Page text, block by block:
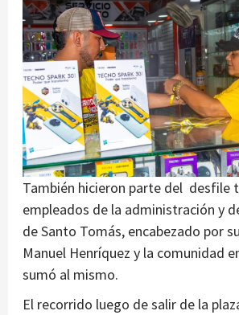
También hicieron parte del desfile
empleados de la administración y
de Santo Tomás, encabezado por
Manuel Henríquez y la comunidad
sumó al mismo.
El recorrido luego de salir de la